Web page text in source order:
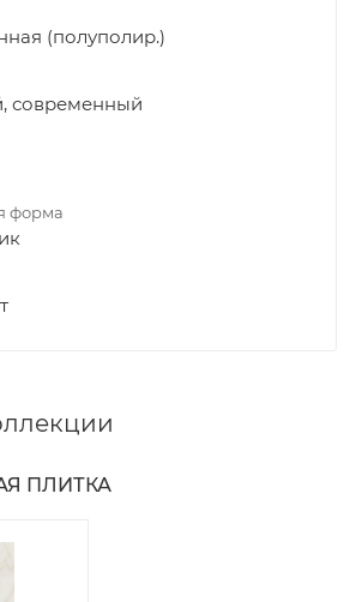
(полуполир.)
современный
форма
ПЛИТКА